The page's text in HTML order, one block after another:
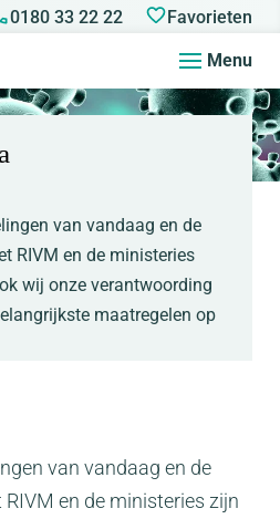
0180 33 22 22 Favorieten
Menu
van vandaag en de
RIVM en de ministeries
wij onze verantwoording
maatregelen op
van vandaag en de
en de ministeries zijn